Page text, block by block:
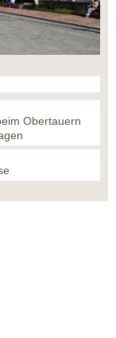
Obertauern